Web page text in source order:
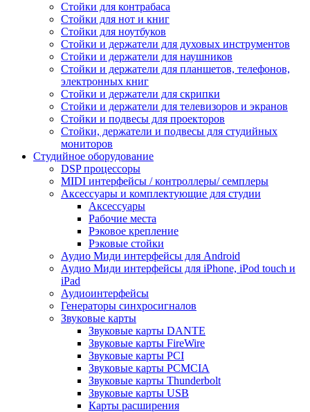
Стойки для контрабаса
Стойки для нот и книг
Стойки для ноутбуков
Стойки и держатели для духовых инструментов
Стойки и держатели для наушников
Стойки и держатели для планшетов, телефонов,
электронных книг
Стойки и держатели для скрипки
Стойки и держатели для телевизоров и экранов
Стойки и подвесы для проекторов
Стойки, держатели и подвесы для студийных
мониторов
Студийное оборудование
DSP процессоры
MIDI интерфейсы / контроллеры/ семплеры
Аксессуары и комплектующие для студии
Аксессуары
Рабочие места
Рэковое крепление
Рэковые стойки
Аудио Миди интерфейсы для Android
Аудио Миди интерфейсы для iPhone, iPod touch и
iPad
Аудиоинтерфейсы
Генераторы синхросигналов
Звуковые карты
Звуковые карты DANTE
Звуковые карты FireWire
Звуковые карты PCI
Звуковые карты PCMCIA
Звуковые карты Thunderbolt
Звуковые карты USB
Карты расширения